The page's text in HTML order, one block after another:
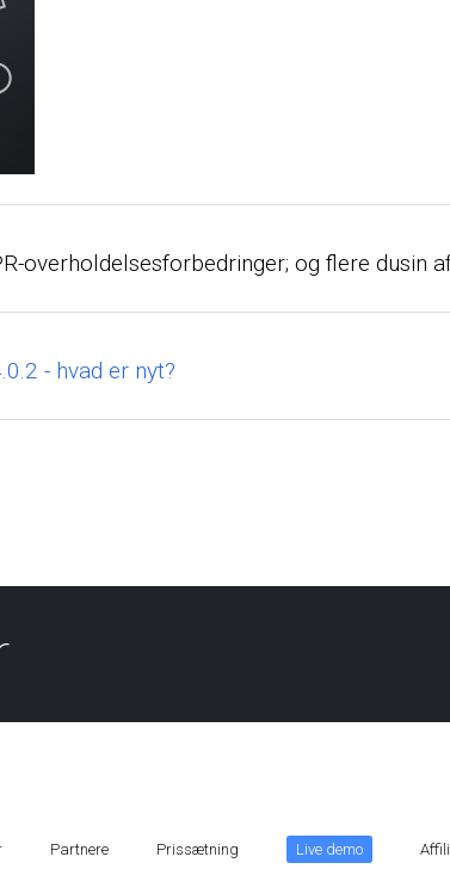
overholdelsesforbedringer; og flere dusin
- hvad er nyt?
Partnere Prissætning Live demo